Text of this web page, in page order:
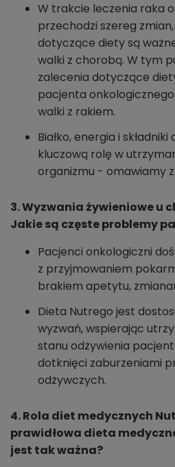
W trakcie leczenia raka
przechodzi szereg
dotyczące diety są
walki z chorobą. W tym
zalecenia dotyczące
pacjenta
walki z rakiem.
Białko, energia i
kluczową rolę w
organizmu - omawiamy
3. Wyzwania żywieniowe u
Jakie są częste problemy
Pacjenci onkologiczni
z przyjmowaniem
brakiem apetytu,
Dieta Nutrego jest
wyzwań, wspierając
stanu odżywienia
dotknięci zaburzeniami
odżywczych.
4. Rola diet medycznych
prawidłowa dieta
jest tak ważna?